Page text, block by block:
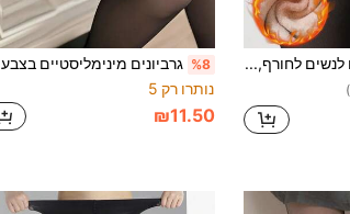
גרביונים חמים לנשים לחורף, גרביים בגובה הברך עם בטנת פליז, גרביונים חמים ועבים במותן גבוה, תחתונים נוחים לנשים %8
נותרו רק 5
₪11.50